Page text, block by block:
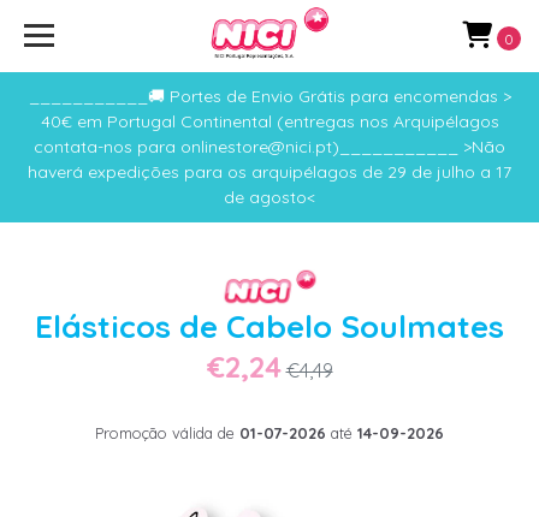
___________🚚 Portes de Envio Grátis para encomendas >
40€ em Portugal Continental (entregas nos Arquipélagos
contata-nos para onlinestore@nici.pt)___________ >Não
haverá expedições para os arquipélagos de 29 de julho a 17
de agosto<
0
Elásticos de Cabelo Soulmates
€2,24 €4,49
Promoção válida de 01-07-2026 até 14-09-2026